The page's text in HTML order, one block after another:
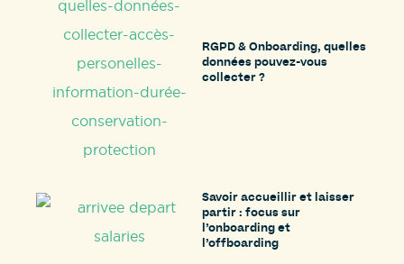
RGPD & Onboarding, quelles
données pouvez-vous
collecter ?
Savoir accueillir et laisser
partir : focus sur
l’onboarding et
l’offboarding